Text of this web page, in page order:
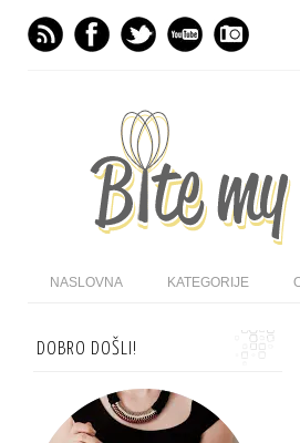
NASLOVNA KATEGORIJE
DOBRO DOŠLI!